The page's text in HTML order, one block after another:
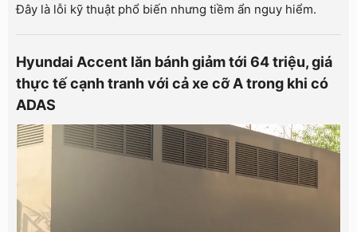
Đây là lỗi kỹ thuật phổ biến nhưng tiềm ẩn nguy hiểm.
Hyundai Accent lăn bánh giảm tới 64 triệu, giá
thực tế cạnh tranh với cả xe cỡ A trong khi có
ADAS